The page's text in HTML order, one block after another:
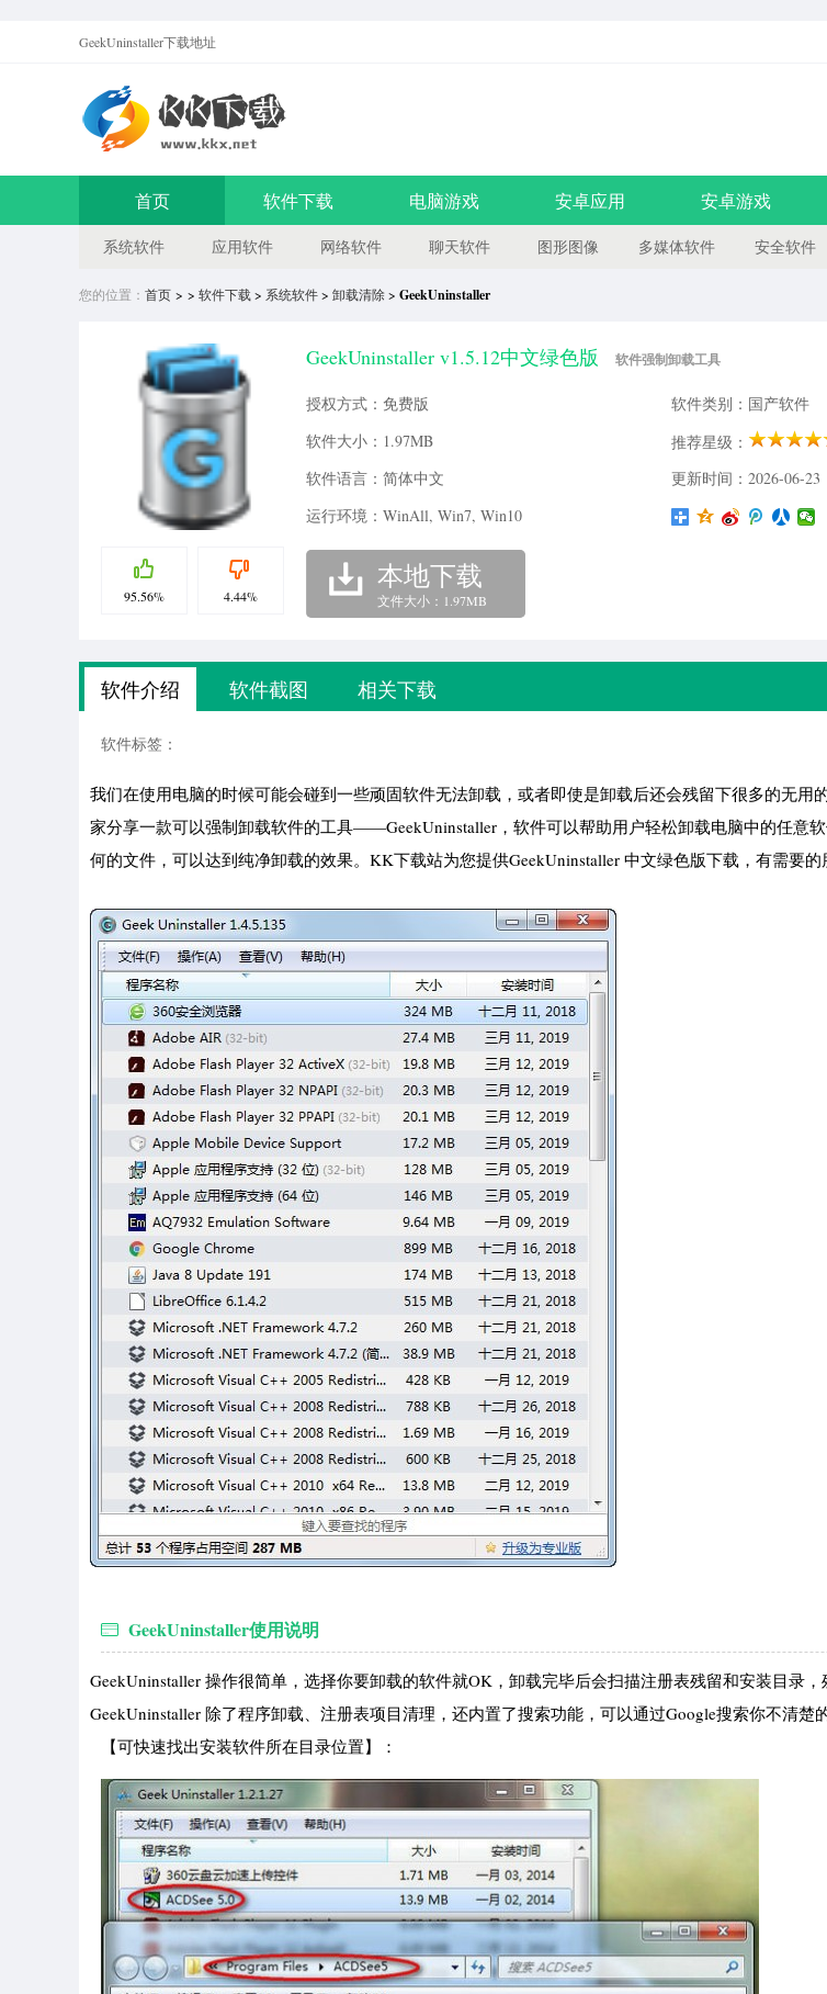
GeekUninstaller下载地址
首页 软件下载 电脑游戏 安卓应用 安卓游戏
系统软件 应用软件 网络软件 聊天软件 图形图像 多媒体软件 安全软件
您的位置： 首页 > > 软件下载 > 系统软件> 卸载清除> GeekUninstaller
95.56% 4.44%
GeekUninstaller v1.5.12中文绿色版 软件强制卸载工具
授权方式：免费版
软件类别：国产软件
软件大小：1.97MB
推荐星级：
软件语言：简体中文
更新时间：2026-06-23
运行环境：WinAll, Win7, Win10
本地下载
文件大小：1.97MB
软件介绍 软件截图 相关下载
软件标签：
我们在使用电脑的时候可能会碰到一些顽固软件无法卸载，或者即使是卸载后还会残留下很多的无用
家分享一款可以强制卸载软件的工具——GeekUninstaller，软件可以帮助用户轻松卸载电脑中的任意
何的文件，可以达到纯净卸载的效果。KK下载站为您提供GeekUninstaller 中文绿色版下载，有需要的
GeekUninstaller使用说明
GeekUninstaller 操作很简单，选择你要卸载的软件就OK，卸载完毕后会扫描注册表残留和安装目录，
GeekUninstaller 除了程序卸载、注册表项目清理，还内置了搜索功能，可以通过Google搜索你不清楚的
【可快速找出安装软件所在目录位置】：